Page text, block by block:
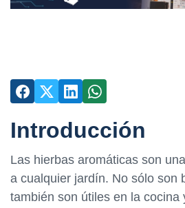
Introducción
Las hierbas aromáticas son
a cualquier jardín. No sólo son
también son útiles en la cocina